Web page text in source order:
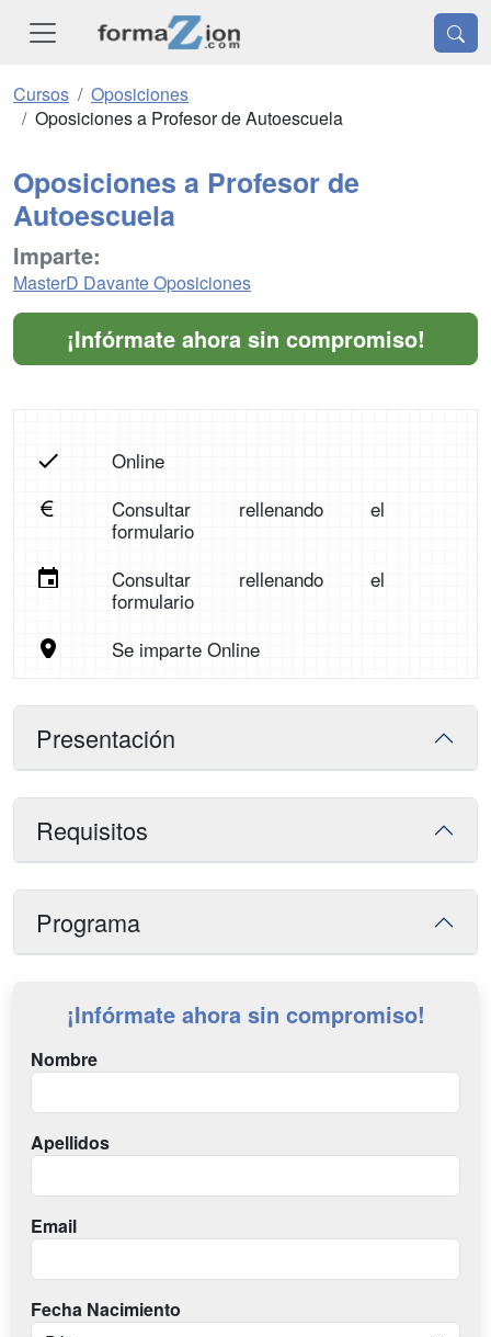
Cursos
Oposiciones
Oposiciones a Profesor de Autoescuela
Oposiciones a Profesor de
Autoescuela
Imparte:
MasterD Davante Oposiciones
¡Infórmate ahora sin compromiso!
Online
Consultar rellenando el
formulario
Consultar rellenando el
formulario
Se imparte Online
Presentación
Requisitos
Programa
¡Infórmate ahora sin compromiso!
Nombre
Apellidos
Email
Fecha Nacimiento